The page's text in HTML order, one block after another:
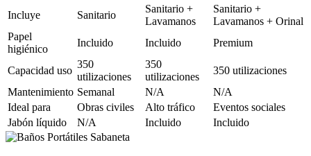
Incluye
Sanitario
Sanitario +
Lavamanos
Sanitario +
Lavamanos + Orinal
Papel
higiénico
Incluido Incluido Premium
Capacidad uso
350
utilizaciones
350
utilizaciones
350 utilizaciones
Mantenimiento Semanal N/A
N/A
Ideal para
Obras civiles Alto tráfico
Eventos sociales
Jabón líquido
N/A Incluido Incluido